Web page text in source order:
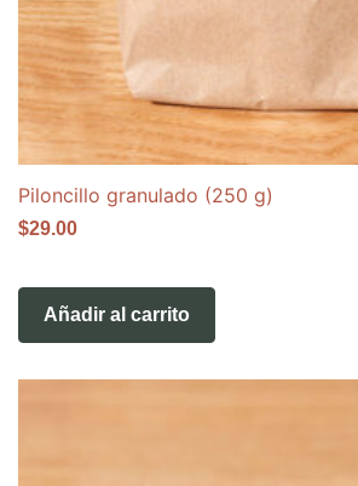
Piloncillo granulado (250 g)
$29.00
Añadir al carrito